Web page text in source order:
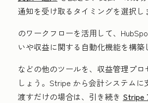
通知を受け取るタイミングを選択し
のワークフローを活用して、
いや収益に関する自動化機能を構築
などの他のツールを、収益管理プロ
しょう。Stripe から会計システムに
渡すだけの場合は、引き続き Stripe